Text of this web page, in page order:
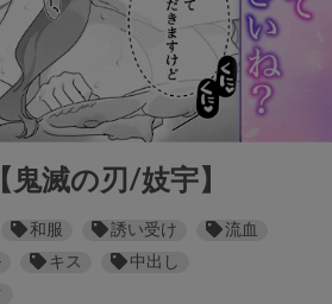
滅の刃/妓宇】
和服 誘い受け
流血
キス
中出し